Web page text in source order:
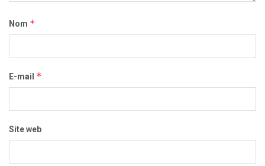
Nom *
E-mail *
Site web